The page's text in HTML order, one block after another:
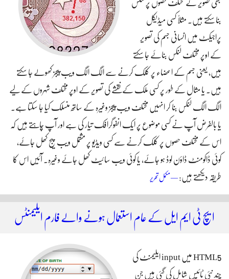
بھی تصویر کے مختلف حصوں پر لنکس
بنا سکتے ہیں۔ مثلاً‌ کسی میڈیکل
پراجیکٹ میں انسانی جسم کی تصویر
کے اوپر مختلف لنکس بنائے جا سکتے
ہیں، یعنی جسم کے اعضاء پر کلک کرنے سے الگ الگ ویب پیجز کھولے جا سکتے
ہیں۔ یا مثال کے طور پر کسی ملک کے نقشے کی تصویر کے اوپر مختلف شہروں کے لیے
الگ الگ لنکس بنا کر انہیں مختلف ویب پیجز وغیرہ کے ساتھ منسلک کیا جا سکتا ہے۔
یا بالفرض آپ نے کسی موضوع پر ایک انفوگرافک تیار کی ہے اور آپ چاہتے ہیں کہ
اس کے مختلف حصوں پر کلک کرنے سے کسی ویڈیو پر مشتمل ویب پیج کھل جائے،
کوئی ڈاکومنٹ ڈاؤن لوڈ ہو جائے، یا کوئی ویب سائیٹ کھل جائے وغیرہ۔ آئیں اس کا
طریقہ دیکھتے ہیں: — مکمل تحریر
ایچ ٹی ایم ایل کے عام استعمال ہونے والے فارم ایلیمنٹس
HTML5 میں input ایلیمنٹ کی
چند نئی ٹائپس شامل کی گئی ہیں جن